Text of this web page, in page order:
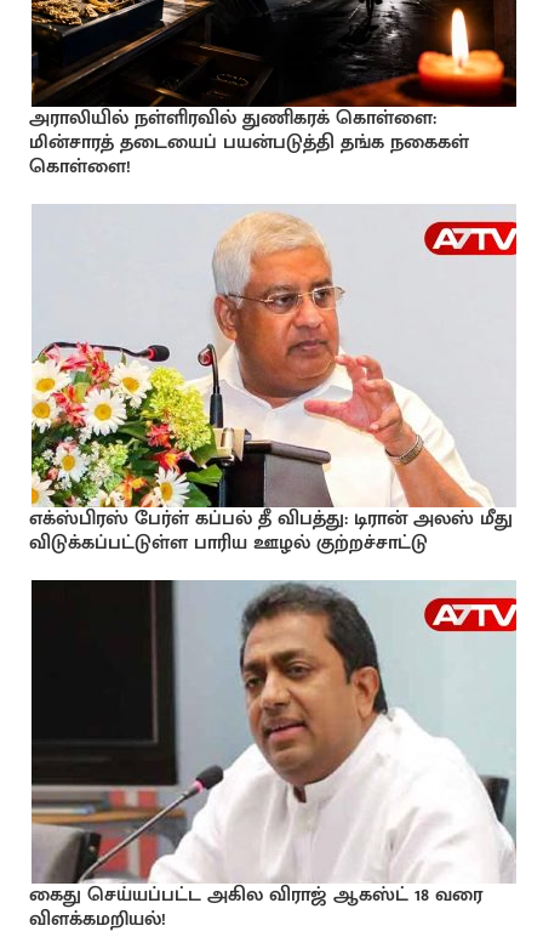
அராலியில் நள்ளிரவில் துணிகரக் கொள்ளை:
மின்சாரத் தடையைப் பயன்படுத்தி தங்க நகைகள்
கொள்ளை!
எக்ஸ்பிரஸ் பேர்ள் கப்பல் தீ விபத்து: டிரான் அலஸ் மீது
விடுக்கப்பட்டுள்ள பாரிய ஊழல் குற்றச்சாட்டு
கைது செய்யப்பட்ட அகில விராஜ் ஆகஸ்ட் 18 வரை
விளக்கமறியல்!